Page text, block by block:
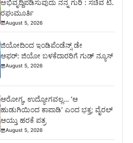
ಅಭಿವೃದ್ದಿಪಡಿಸುವುದು ನನ್ನ ಗುರಿ : ಸಚಿವ ಟಿ.
ರಘುಮೂರ್ತಿ
August 5, 2026
ಜಿಯೋದಿಂದ ಇಂಡಿಪೆಂಡೆನ್ಸ್ ಡೇ
ಆಫರ್: ಜಿಯೋ ಬಳಕೆದಾರರಿಗೆ ಗುಡ್ ನ್ಯೂಸ್
August 5, 2026
ಆರೋಗ್ಯ, ಉದ್ಯೋಗವಲ್ಲ… ‘ಆ
ಹುಡುಗಿಯಿಂದ ಕಾಪಾಡಿ’ ಎಂದ ಭಕ್ತ; ವೈರಲ್
ಆಯ್ತು ಹರಕೆ ಪತ್ರ
August 5, 2026